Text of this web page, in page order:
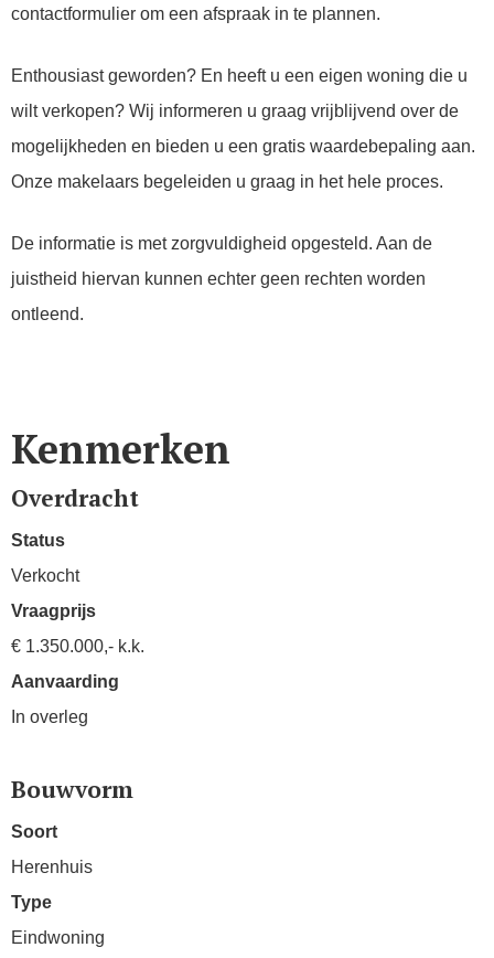
contactformulier om een afspraak in te plannen.
Enthousiast geworden? En heeft u een eigen woning die u
wilt verkopen? Wij informeren u graag vrijblijvend over de
mogelijkheden en bieden u een gratis waardebepaling aan.
Onze makelaars begeleiden u graag in het hele proces.
De informatie is met zorgvuldigheid opgesteld. Aan de
juistheid hiervan kunnen echter geen rechten worden
ontleend.
Kenmerken
Overdracht
Status
Verkocht
Vraagprijs
€ 1.350.000,- k.k.
Aanvaarding
In overleg
Bouwvorm
Soort
Herenhuis
Type
Eindwoning